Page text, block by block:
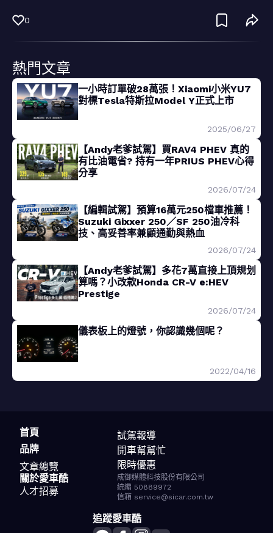
0
熱門文章
一小時訂單破28萬張！Xiaomi小米YU7
對標Tesla特斯拉Model Y正式上市
2025/06/27
【Andy老爹試駕】買RAV4 PHEV 真的
有比油電省? 持有一年PRIUS PHEV心得
分享
2026/07/24
【編輯試駕】預算16萬元250檔車推薦！
Suzuki Gixxer 250／SF 250油冷科
技、高妥善率兼顧通勤與熱血
2026/07/24
【Andy老爹試駕】多花7萬直接上頂規划
算嗎？小改款Honda CR-V e:HEV
Prestige
2026/07/24
儀表板上的燈號，你認識幾個呢？
2022/04/16
首頁
品牌
文章總覽
試駕報導
開車幫幫忙
限時優惠
關於愛車酷
人才招募
成御媒體科技股份有限公司
統編 50889972
信箱 service@sicar.com.tw
追蹤愛車酷